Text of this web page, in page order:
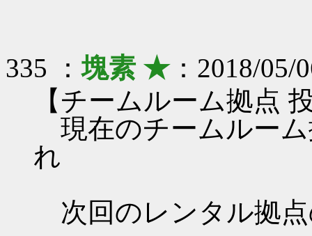
335 ：塊素 ★：2018/05/
【チームルーム拠点
現在のチームルー
れ
次回のレンタル拠